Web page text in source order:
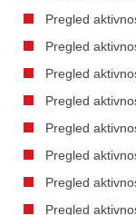
Pregled
Pregled
Pregled
Pregled
Pregled
Pregled
Pregled
Pregled